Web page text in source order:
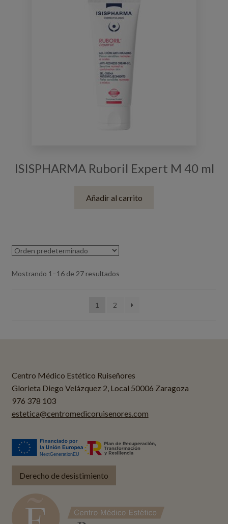
ISISPHARMA Ruboril Expert M 40 ml
Añadir al carrito
Mostrando 1–16 de 27 resultados
1 2
Centro Médico Estético Ruiseñores
Glorieta Diego Velázquez 2, Local 50006 Zaragoza
976 378 103
estetica@centromedicoruisenores.com
Derecho de desistimiento